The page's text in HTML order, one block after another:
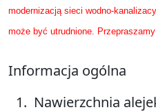
modernizacją sieci wodno-
może być utrudnione.
Informacja ogólna
Nawierzchnia